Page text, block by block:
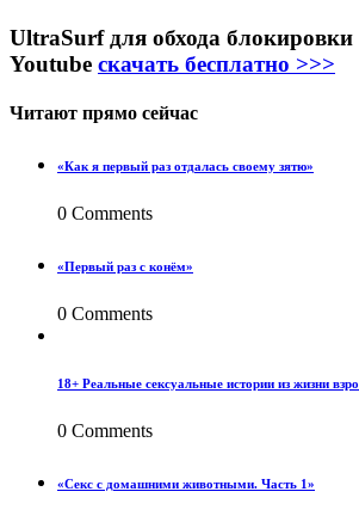
UltraSurf для обхода блокировки
Youtube скачать бесплатно >>>
Читают прямо сейчас
«Как я первый раз отдалась своему зятю»
0 Comments
«Первый раз с конём»
0 Comments
18+ Реальные сексуальные истории из жизни
0 Comments
«Секс с домашними животными. Часть 1»